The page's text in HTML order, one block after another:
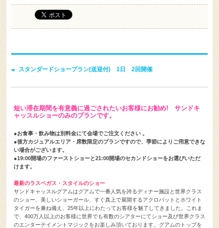
スタンダードショープラン(送迎付) 1日 2回開催
短い滞在期間を有意義に過ごされたいお客様にお勧め! サンドキ
ャッスルショーのみのプランです。
●お食事・飲み物は別料金にて会場でご注文ください 。
●後方カジュアルエリア・席数限定のプランですので、季節によりご用意できな
い場合がございます。
●19:00開場のファーストショーと21:00開場のセカンドショーをお選びいただ
けます。
最新のラスベガス・スタイルのショー
サンドキャッスルグアムはグアムで一番人気を誇るディナー施設と世界クラス
のショー、美しいショーガール、すぐ真上で展開するアクロバットとホワイト
タイガーを兼ね備え、25年以上にわたってお客様を魅了してきました。これま
で、400万人以上のお客様に世界でも有数のシアターにてショー及び世界クラス
のエンターテイメントマジックをお楽しみ頂いております。グアムのトップを